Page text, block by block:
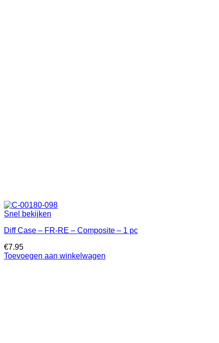
Snel bekijken
Diff Case – FR-RE – Composite – 1 pc
€7.95
Toevoegen aan winkelwagen